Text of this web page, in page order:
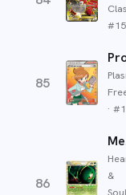
#
85
· #
86
&